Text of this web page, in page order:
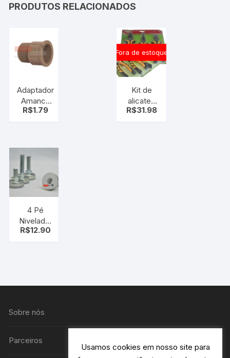
PRODUTOS RELACIONADOS
Adaptador
Amanco
Soldável –
R$1.79
Fora de estoque
Kit de
alicates
3pçs –
R$31.98
4 Pé
Nivelador
Regulável
R$12.90
Sobre nós
Parceiros
Usamos cookies em nosso site para